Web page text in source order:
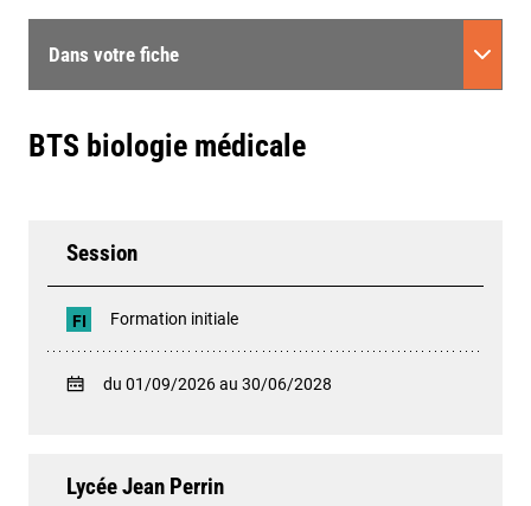
Dans votre fiche
BTS biologie médicale
Session
FI Formation initiale
du 01/09/2026 au 30/06/2028
Lycée Jean Perrin